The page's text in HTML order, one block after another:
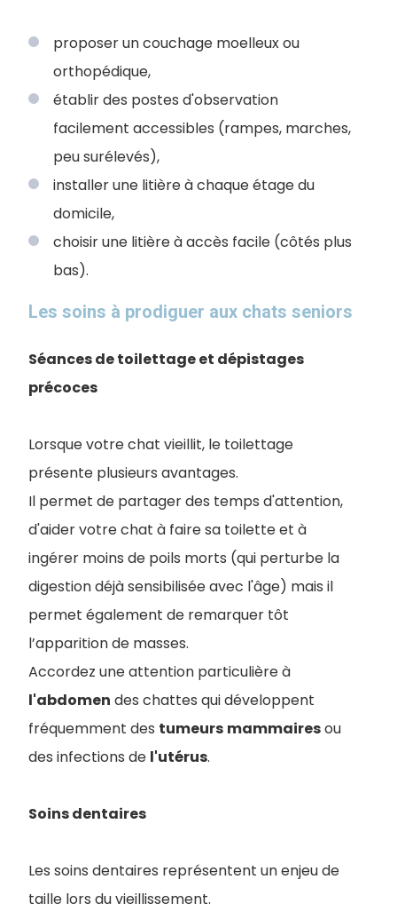
proposer un couchage moelleux ou
orthopédique,
établir des postes d'observation
facilement accessibles (rampes, marches,
peu surélevés),
installer une litière à chaque étage du
domicile,
choisir une litière à accès facile (côtés plus
bas).
Les soins à prodiguer aux chats seniors
Séances de toilettage et dépistages
précoces
Lorsque votre chat vieillit, le toilettage
présente plusieurs avantages.
Il permet de partager des temps d'attention,
d'aider votre chat à faire sa toilette et à
ingérer moins de poils morts (qui perturbe la
digestion déjà sensibilisée avec l'âge) mais il
permet également de remarquer tôt
l’apparition de masses.
Accordez une attention particulière à
l'abdomen des chattes qui développent
fréquemment des tumeurs mammairesou
des infections de l'utérus.
Soins dentaires
Les soins dentaires représentent un enjeu de
taille lors du vieillissement.